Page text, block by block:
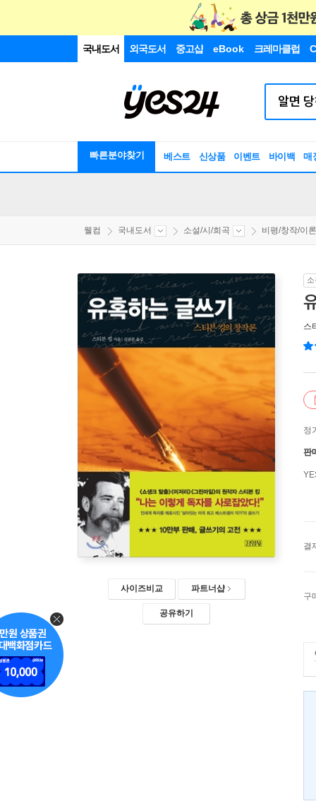
국내도서 외국도서 중고샵 eBook 크레마클럽
빠른분야찾기 베스트 신상품 이벤트 바이백 매
웰컴 국내도서 소설/시/희곡 비평/창작/이론
사이즈비교 파트너샵
공유하기
스
정
판
결
구